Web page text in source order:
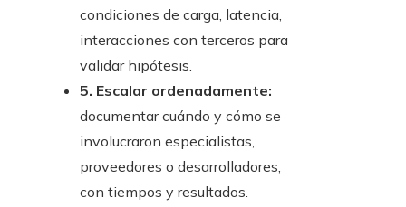
condiciones de carga, latencia,
interacciones con terceros para
validar hipótesis.
5. Escalar ordenadamente:
documentar cuándo y cómo se
involucraron especialistas,
proveedores o desarrolladores,
con tiempos y resultados.